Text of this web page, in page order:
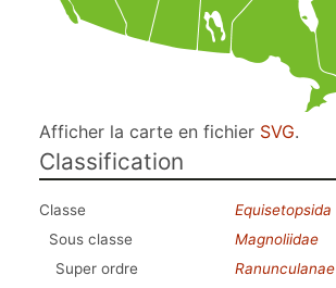
Afficher la carte en fichier SVG.
Classification
Classe
Equisetopsida
Sous classe
Magnoliidae
Super ordre
Ranunculanae